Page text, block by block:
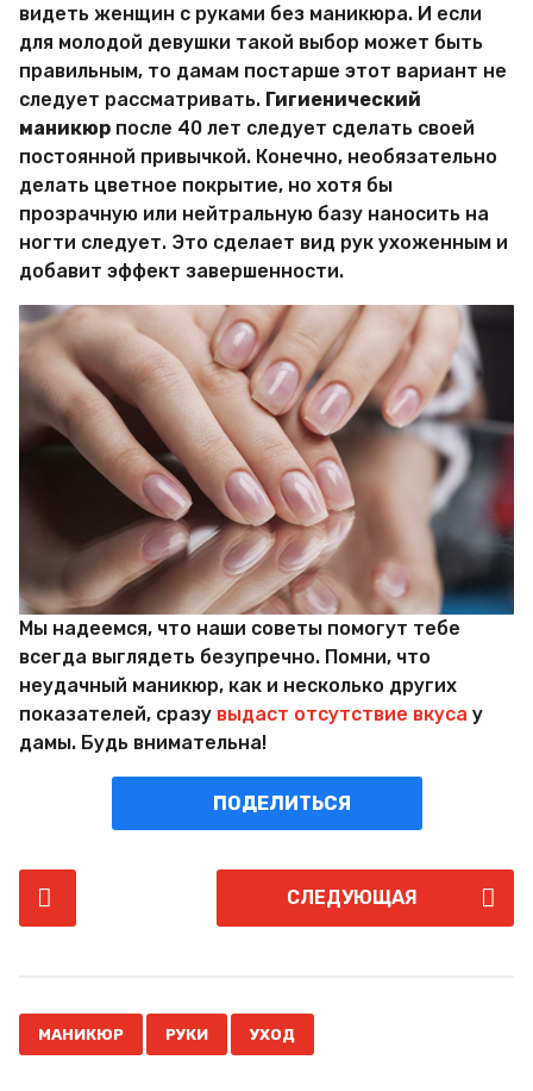
видеть женщин с руками без маникюра. И если
для молодой девушки такой выбор может быть
правильным, то дамам постарше этот вариант не
следует рассматривать. Гигиенический
маникюр после 40 лет следует сделать своей
постоянной привычкой. Конечно, необязательно
делать цветное покрытие, но хотя бы
прозрачную или нейтральную базу наносить на
ногти следует. Это сделает вид рук ухоженным и
добавит эффект завершенности.
Мы надеемся, что наши советы помогут тебе
всегда выглядеть безупречно. Помни, что
неудачный маникюр, как и несколько других
показателей, сразу выдаст отсутствие вкуса у
дамы. Будь внимательна!
ПОДЕЛИТЬСЯ
P
P
СЛЕДУЮЩАЯ
МАНИКЮР РУКИ УХОД